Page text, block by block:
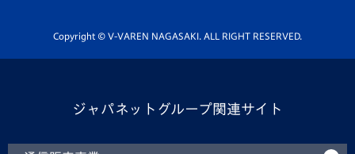
ホームタウン活動
Copyright © V-VAREN NAGASAKI. ALL RIGHT RESERVED.
ジャパネットグループ関連サイト